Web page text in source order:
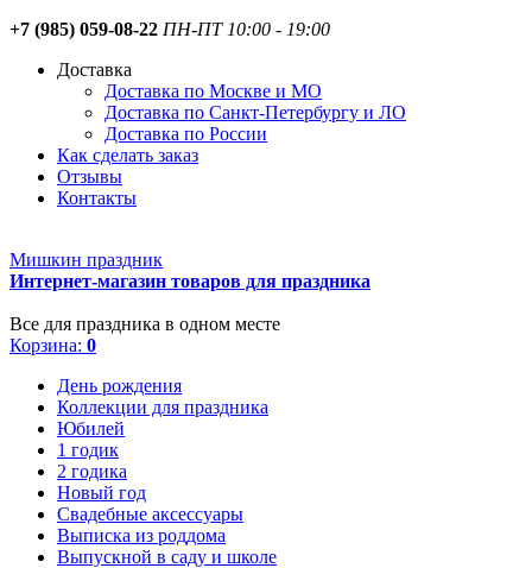
+7 (985) 059-08-22 ПН-ПТ 10:00 - 19:00
Доставка
Доставка по Москве и МО
Доставка по Санкт-Петербургу и ЛО
Доставка по России
Как сделать заказ
Отзывы
Контакты
Мишкин праздник
Интернет-магазин товаров для праздника
Все для праздника в одном месте
Корзина: 0
День рождения
Коллекции для праздника
Юбилей
1 годик
2 годика
Новый год
Свадебные аксессуары
Выписка из роддома
Выпускной в саду и школе